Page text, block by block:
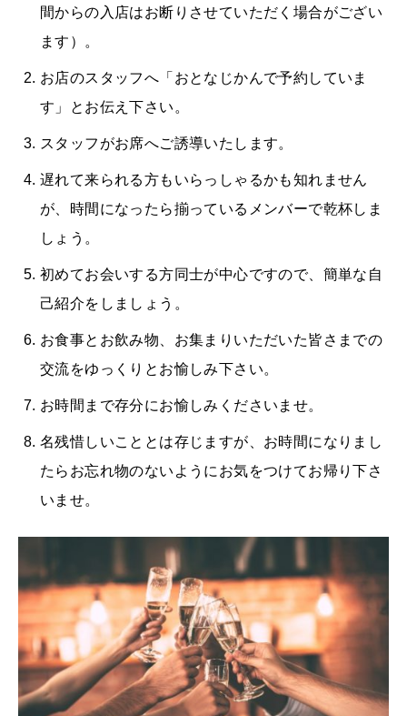
間からの入店はお断りさせていただく場合がござい
ます）。
お店のスタッフへ「おとなじかんで予約していま
す」とお伝え下さい。
スタッフがお席へご誘導いたします。
遅れて来られる方もいらっしゃるかも知れません
が、時間になったら揃っているメンバーで乾杯しま
しょう。
初めてお会いする方同士が中心ですので、簡単な自
己紹介をしましょう。
お食事とお飲み物、お集まりいただいた皆さまでの
交流をゆっくりとお愉しみ下さい。
お時間まで存分にお愉しみくださいませ。
名残惜しいこととは存じますが、お時間になりまし
たらお忘れ物のないようにお気をつけてお帰り下さ
いませ。